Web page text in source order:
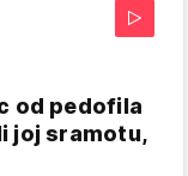
od pedofila
joj sramotu,